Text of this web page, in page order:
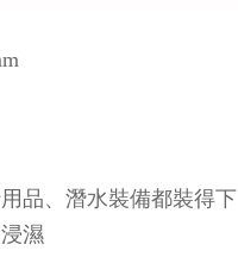
品、潛水裝備都裝得下
濕